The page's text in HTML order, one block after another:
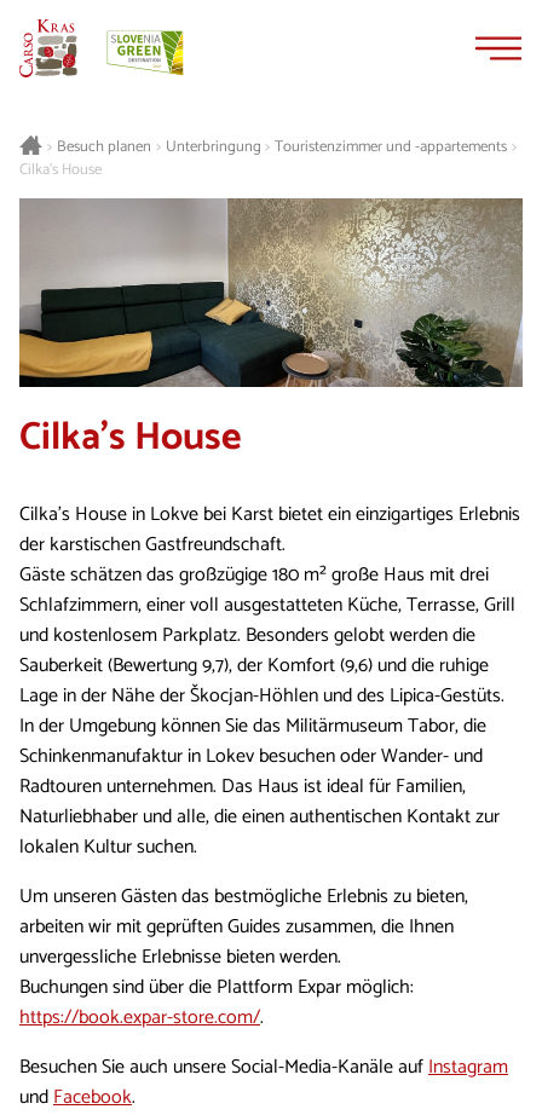
> Besuch planen > Unterbringung >Touristenzimmer und -appartements>
Cilka's House
Cilka's House
Cilka's House in Lokve bei Karst bietet ein einzigartiges Erlebnis
der karstischen Gastfreundschaft.
Gäste schätzen das großzügige 180 m² große Haus mit drei
Schlafzimmern, einer voll ausgestatteten Küche, Terrasse, Grill
und kostenlosem Parkplatz. Besonders gelobt werden die
Sauberkeit (Bewertung 9,7), der Komfort (9,6) und die ruhige
Lage in der Nähe der Škocjan-Höhlen und des Lipica-Gestüts.
In der Umgebung können Sie das Militärmuseum Tabor, die
Schinkenmanufaktur in Lokev besuchen oder Wander- und
Radtouren unternehmen. Das Haus ist ideal für Familien,
Naturliebhaber und alle, die einen authentischen Kontakt zur
lokalen Kultur suchen.
Um unseren Gästen das bestmögliche Erlebnis zu bieten,
arbeiten wir mit geprüften Guides zusammen, die Ihnen
unvergessliche Erlebnisse bieten werden.
Buchungen sind über die Plattform Expar möglich:
https://book.expar-store.com/.
Besuchen Sie auch unsere Social-Media-Kanäle aufInstagram
undFacebook.